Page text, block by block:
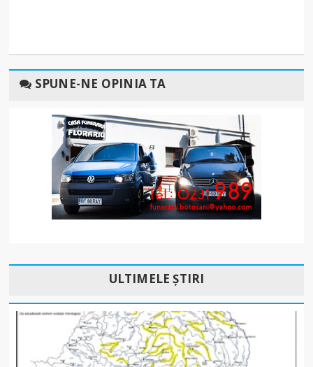
SPUNE-NE OPINIA TA
ULTIMELE ȘTIRI